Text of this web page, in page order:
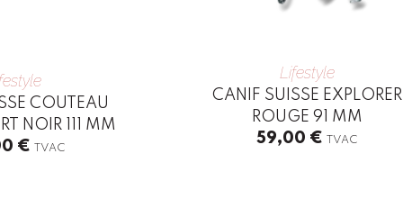
COUTEAU
NOIR 111 MM
€ TVAC
Lifestyle
CANIF SUISSE EXPLORER
ROUGE 91 MM
59,00 € TVAC